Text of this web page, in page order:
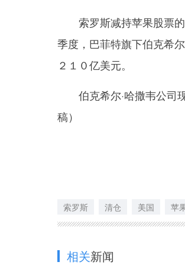
索罗斯减持苹果股票的
季度，巴菲特旗下伯克希
２１０亿美元。
伯克希尔·哈撒韦公司
稿）
索罗斯 清仓 美国 苹
相关新闻